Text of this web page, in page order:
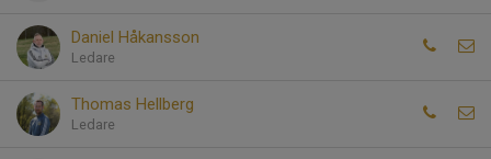
Daniel Håkansson
Ledare
Thomas Hellberg
Ledare